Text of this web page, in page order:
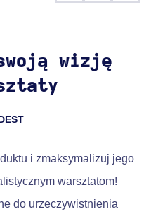
wizję
i zmaksymalizuj jego
warsztatom!
do urzeczywistnienia